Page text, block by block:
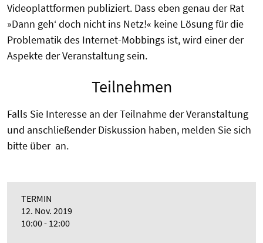
Videoplattformen publiziert. Dass eben genau der Rat
»Dann geh‘ doch nicht ins Netz!« keine Lösung für die
Problematik des Internet-Mobbings ist, wird einer der
Aspekte der Veranstaltung sein.
Teilnehmen
Falls Sie Interesse an der Teilnahme der Veranstaltung
und anschließender Diskussion haben, melden Sie sich
bitte über an.
TERMIN
12. Nov. 2019
10:00 - 12:00